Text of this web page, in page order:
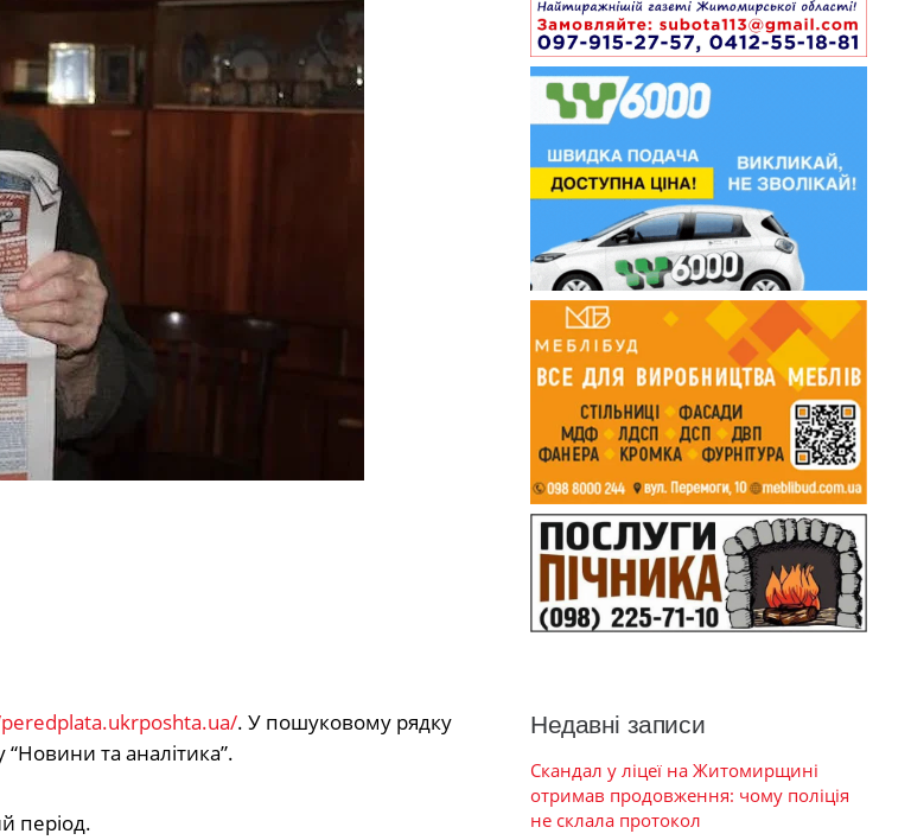
. У пошуковому рядку
“Новини та аналітика”.
період.
Недавні записи
Скандал у ліцеї на Житомирщині
отримав продовження: чому поліція
не склала протокол